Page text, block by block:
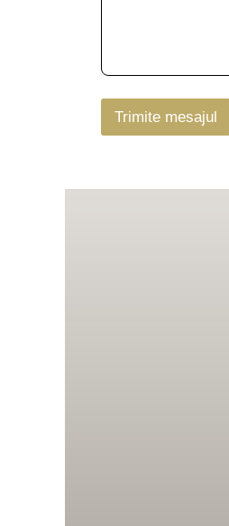
Trimite mesajul